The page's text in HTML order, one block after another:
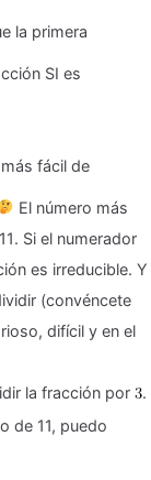
la primera
SI es
fácil de
El número más
. Si el numerador
es irreducible. Y
(convéncete
difícil y en el
la fracción por .
de 11, puedo